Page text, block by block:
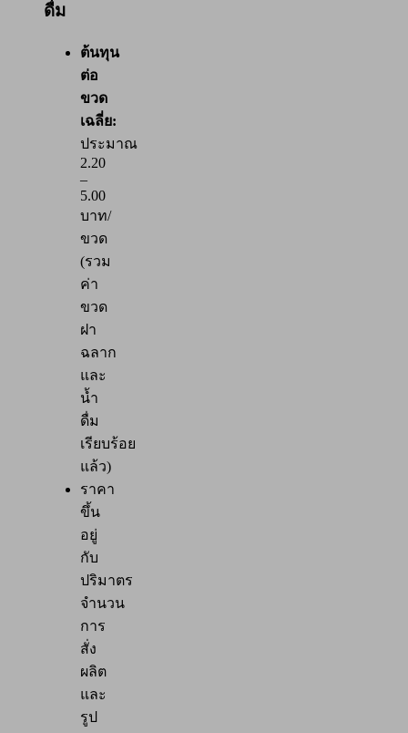
ดื่ม
ต้นทุน
ต่อ
ขวด
เฉลี่ย:
ประมาณ
2.20
–
5.00
บาท/
ขวด
(รวม
ค่า
ขวด
ฝา
ฉลาก
และ
น้ำ
ดื่ม
เรียบร้อย
แล้ว)
ราคา
ขึ้น
อยู่
กับ
ปริมาตร
จำนวน
การ
สั่ง
ผลิต
และ
รูป